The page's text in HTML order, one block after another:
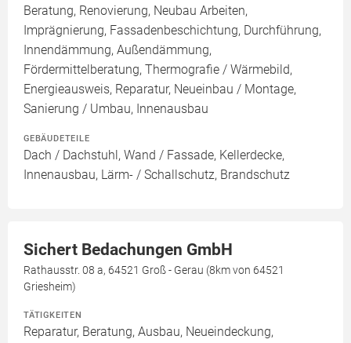
Beratung, Renovierung, Neubau Arbeiten,
Imprägnierung, Fassadenbeschichtung, Durchführung,
Innendämmung, Außendämmung,
Fördermittelberatung, Thermografie / Wärmebild,
Energieausweis, Reparatur, Neueinbau / Montage,
Sanierung / Umbau, Innenausbau
GEBÄUDETEILE
Dach / Dachstuhl, Wand / Fassade, Kellerdecke,
Innenausbau, Lärm- / Schallschutz, Brandschutz
Sichert Bedachungen GmbH
Rathausstr. 08 a, 64521 Groß - Gerau (8km von 64521
Griesheim)
TÄTIGKEITEN
Reparatur, Beratung, Ausbau, Neueindeckung,